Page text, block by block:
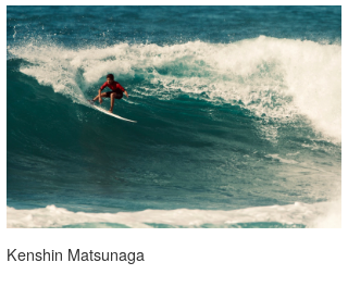
Kenshin Matsunaga